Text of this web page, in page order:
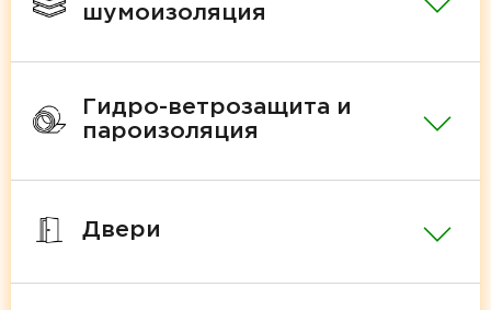
шумоизоляция
Гидро-ветрозащита и
пароизоляция
Двери